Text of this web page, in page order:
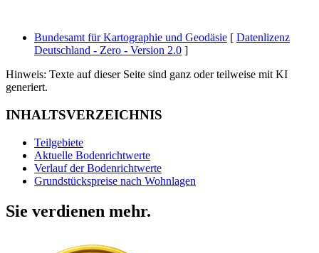
Bundesamt für Kartographie und Geodäsie [ Datenlizenz
Deutschland - Zero - Version 2.0 ]
Hinweis: Texte auf dieser Seite sind ganz oder teilweise mit KI
generiert.
INHALTSVERZEICHNIS
Teilgebiete
Aktuelle Bodenrichtwerte
Verlauf der Bodenrichtwerte
Grundstückspreise nach Wohnlagen
Sie verdienen mehr.